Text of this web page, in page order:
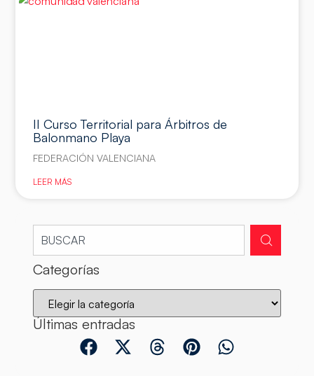
II Curso Territorial para Árbitros de
Balonmano Playa
FEDERACIÓN VALENCIANA
LEER MÁS
Categorías
Últimas entradas